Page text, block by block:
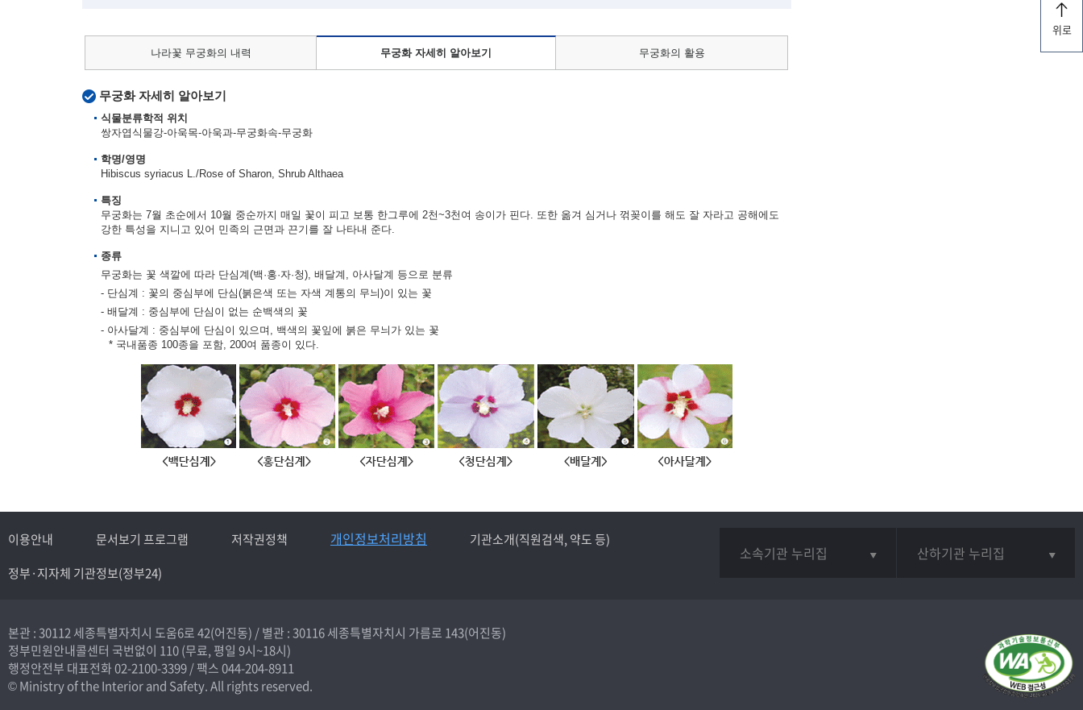
위로
나라꽃 무궁화의 내력 무궁화 자세히 알아보기 무궁화의 활용
무궁화 자세히 알아보기
식물분류학적 위치
쌍자엽식물강-아욱목-아욱과-무궁화속-무궁화
학명/영명
Hibiscus syriacus L./Rose of Sharon, Shrub Althaea
특징
무궁화는 7월 초순에서 10월 중순까지 매일 꽃이 피고 보통 한그루에 2천~3천여 송이가 핀다. 또한 옮겨 심거나 꺾꽂이를 해도 잘 자라고 공해에도
강한 특성을 지니고 있어 민족의 근면과 끈기를 잘 나타내 준다.
종류
무궁화는 꽃 색깔에 따라 단심계(백·홍·자·청), 배달계, 아사달계 등으로 분류
- 단심계 : 꽃의 중심부에 단심(붉은색 또는 자색 계통의 무늬)이 있는 꽃
- 배달계 : 중심부에 단심이 없는 순백색의 꽃
- 아사달계 : 중심부에 단심이 있으며, 백색의 꽃잎에 붉은 무늬가 있는 꽃
* 국내품종 100종을 포함, 200여 품종이 있다.
이용안내 문서보기 프로그램 저작권정책 개인정보처리방침
기관소개(직원검색, 약도 등)
정부·지자체 기관정보(정부24)
소속기관 누리집 산하기관 누리집
본관 : 30112 세종특별자치시 도움6로 42(어진동) /별관 : 30116 세종특별자치시 가름로 143(어진동)
정부민원안내콜센터 국번없이 110(무료, 평일 9시~18시)
행정안전부 대표전화02-2100-3399/ 팩스 044-204-8911
© Ministry of the Interior and Safety. All rights reserved.